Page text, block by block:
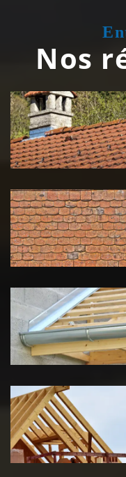
Nos
Couvreur
zingueur 39
Jura
démoussage
toiture 39
Jura
Pose de
Chéneau 39
Jura
Traitement de
charpente 39
Jura